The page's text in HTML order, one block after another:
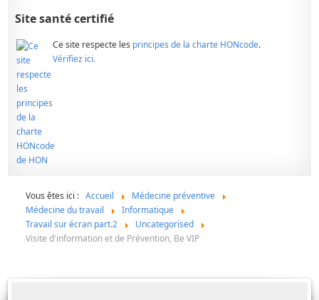
Site santé certifié
Ce site respecte les principes de la charte HONcode.
Vérifiez ici.
Vous êtes ici : Accueil
Médecine préventive
Médecine du travail
Informatique
Travail sur écran part.2
Uncategorised
Visite d'information et de Prévention, Be VIP